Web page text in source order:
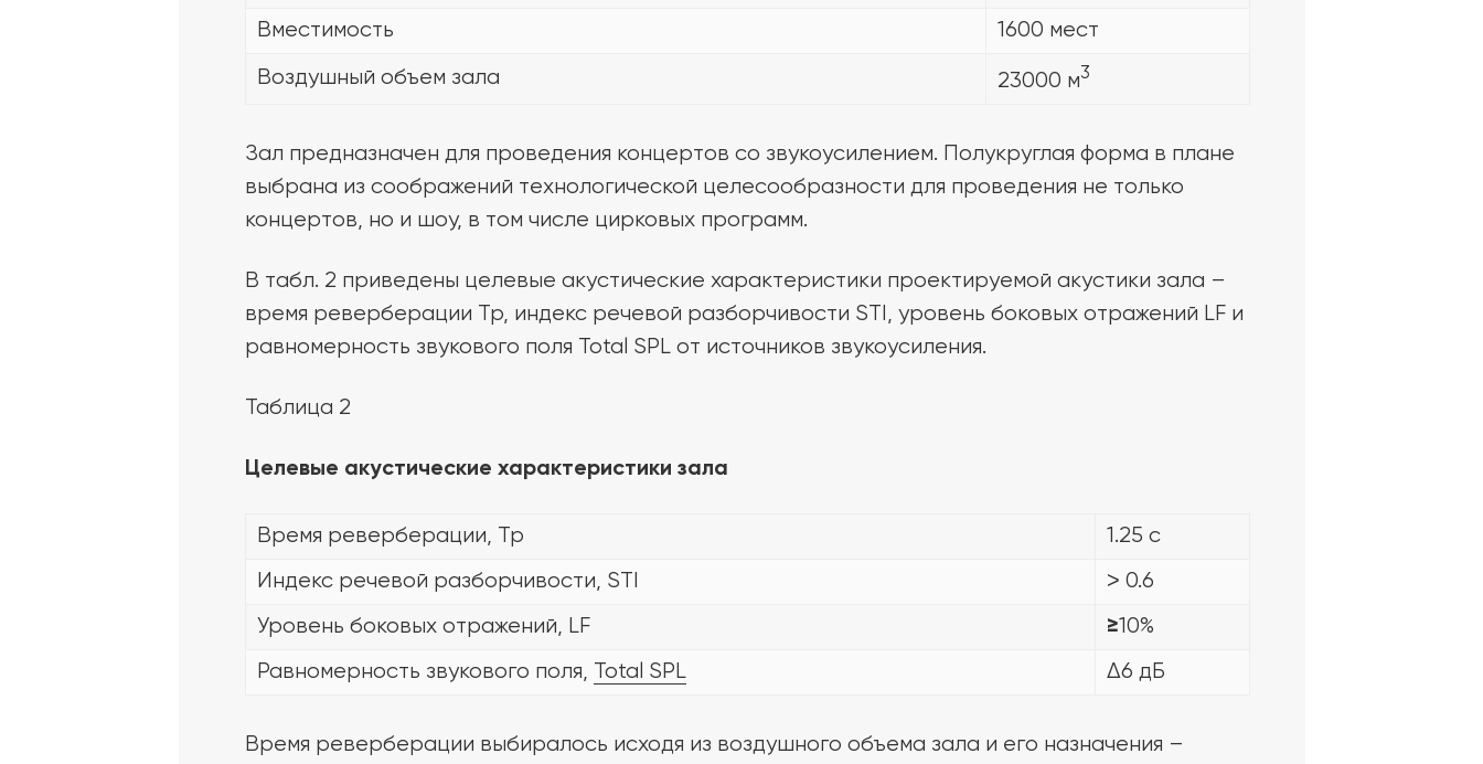
Вместимость
1600 мест
Воздушный объем зала 23000 м3
Зал предназначен для проведения концертов со звукоусилением. Полукруглая форма в плане
выбрана из соображений технологической целесообразности для проведения не только
концертов, но и шоу, в том числе цирковых программ.
В табл. 2 приведены целевые акустические характеристики проектируемой акустики зала –
время реверберации Тр, индекс речевой разборчивости STI, уровень боковых отражений LF и
равномерность звукового поля Total SPL от источников звукоусиления.
Таблица 2
Целевые акустические характеристики зала
Время реверберации, Тр
1.25 с
Индекс речевой разборчивости, STI
˃ 0.6
Уровень боковых отражений, LF
≥10%
Равномерность звукового поля, Total SPL Δ6 дБ
Время реверберации выбиралось исходя из воздушного объема зала и его назначения –